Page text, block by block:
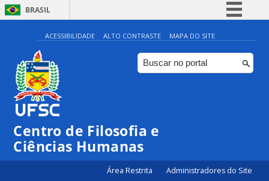
BRASIL
Simplifique!
Comunica BR
Participe
ACESSIBILIDADE ALTO CONTRASTE MAPA DO SITE
Centro de Filosofia e
Ciências Humanas
Área Restrita Administradores do Site